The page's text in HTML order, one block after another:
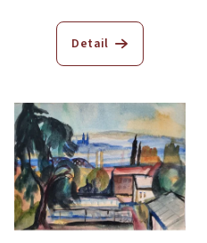
Detail